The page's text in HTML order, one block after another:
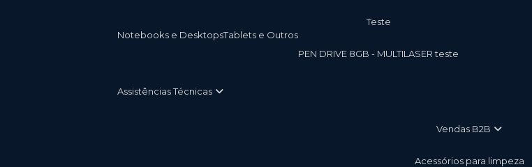
Notebooks e Desktops Tablets e Outros
teste
PEN DRIVE 8GB - MULTILASER teste
Assistências Técnicas
vendas B2B
Acessórios para limpeza